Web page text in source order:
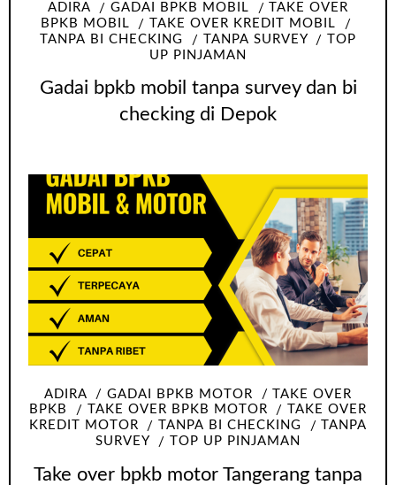
ADIRA GADAI BPKB MOBIL
TAKE OVER
BPKB MOBIL
TAKE OVER KREDIT MOBIL
TANPA BI CHECKING
TANPA SURVEY
TOP
UP PINJAMAN
Gadai bpkb mobil tanpa survey dan bi
checking di Depok
ADIRA GADAI BPKB MOTOR
TAKE OVER
BPKB
TAKE OVER BPKB MOTOR
TAKE OVER
KREDIT MOTOR
TANPA BI CHECKING
TANPA
SURVEY
TOP UP PINJAMAN
Take over bpkb motor Tangerang tanpa